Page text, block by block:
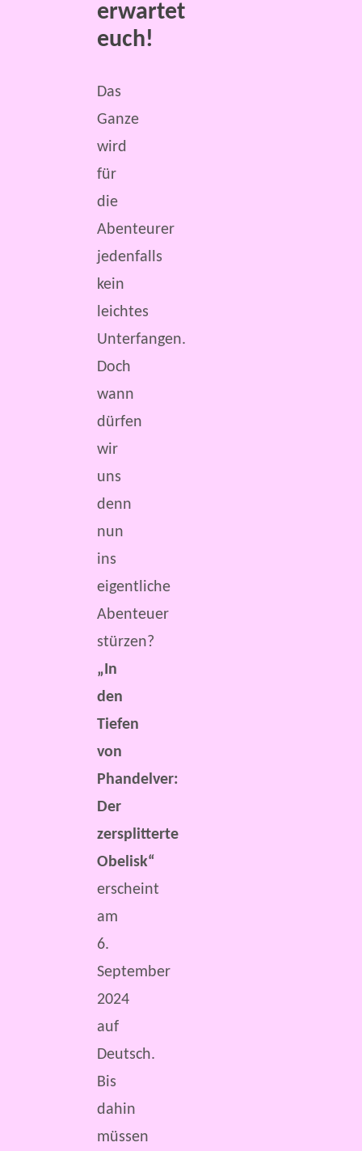
erwartet
euch!
Das
Ganze
wird
für
die
Abenteurer
jedenfalls
kein
leichtes
Unterfangen.
Doch
wann
dürfen
wir
uns
denn
nun
ins
eigentliche
Abenteuer
stürzen?
„In
den
Tiefen
von
Phandelver:
Der
zersplitterte
Obelisk“
erscheint
am
6.
September
2024
auf
Deutsch.
Bis
dahin
müssen